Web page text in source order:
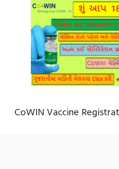
CoWIN Vaccine